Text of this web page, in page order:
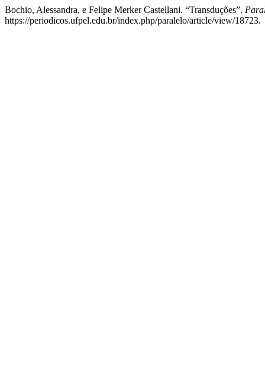
Bochio, Alessandra, e Felipe Merker Castellani. “Transduções”.
https://periodicos.ufpel.edu.br/index.php/paralelo/article/view/18723.